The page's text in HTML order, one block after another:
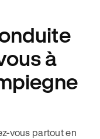
à
vous partout en